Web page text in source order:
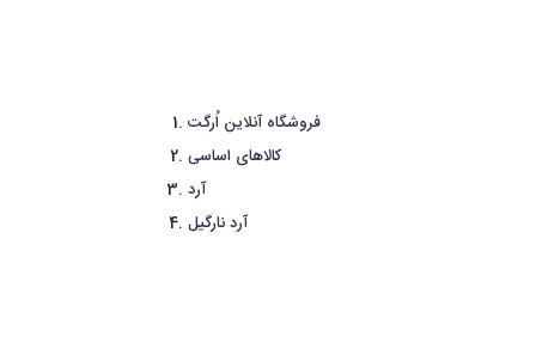
فروشگاه آنلاین اُرگت
کالاهای اساسی
آرد
آرد نارگیل